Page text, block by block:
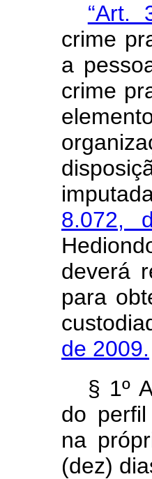
“Art.
crime
a
crime
8.072,
deverá
para
de 2009.
§ 1º
do
na
(dez)